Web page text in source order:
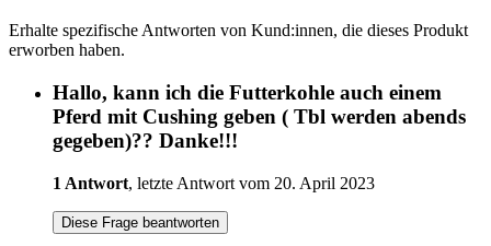
Erhalte spezifische Antworten von Kund:innen, die dieses Produkt
erworben haben.
Hallo, kann ich die Futterkohle auch einem
Pferd mit Cushing geben ( Tbl werden abends
gegeben)?? Danke!!!
1 Antwort, letzte Antwort vom 20. April 2023
Diese Frage beantworten